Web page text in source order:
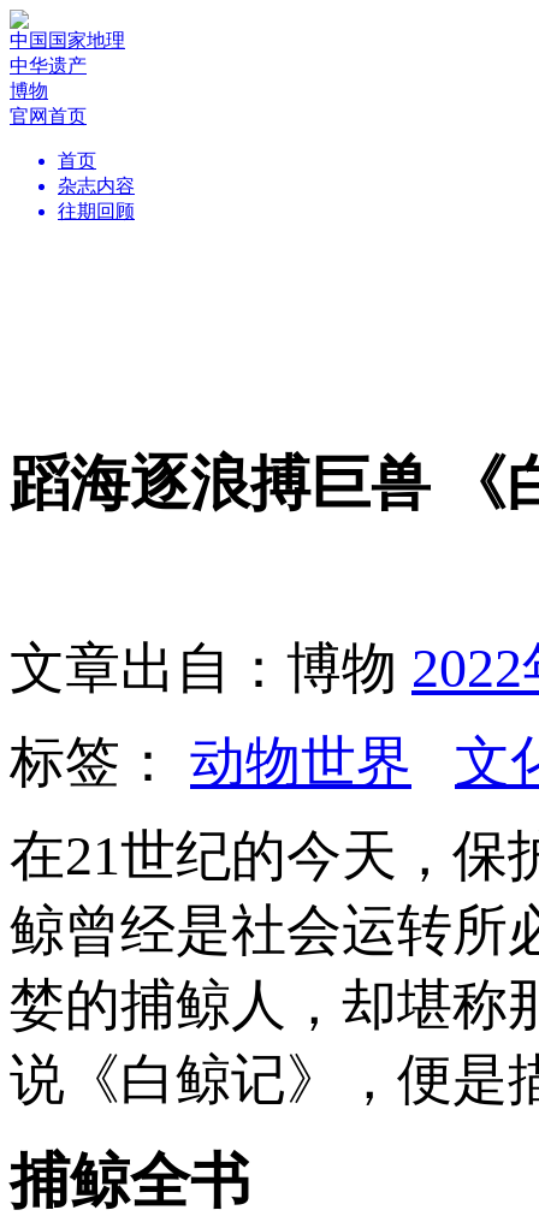
中国国家地理
中华遗产
博物
官网首页
首页
杂志内容
往期回顾
蹈海逐浪搏巨兽 《
文章出自：博物
标签： 动物世界
文
在21世纪的今天，保
鲸曾经是社会运转所
婪的捕鲸人，却堪称
说《白鲸记》，便是
捕鲸全书